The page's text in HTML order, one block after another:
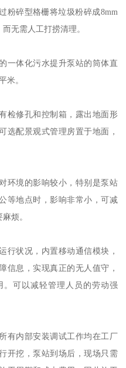
粉碎型格栅将垃圾粉碎成8mm
无需人工打捞清理。
一体化污水提升泵站的筒体直
米。
检修孔和控制箱，露出地面形
选配景观式管理房置于地面，
环境的影响较小，特别是泵站
等地点时，影响非常小，可减
烦。
行状况，内置移动通信模块，
信息，实现真正的无人值守，
可以减轻管理人员的劳动强
有内部安装调试工作均在工厂
开挖，泵站到场后，现场只需